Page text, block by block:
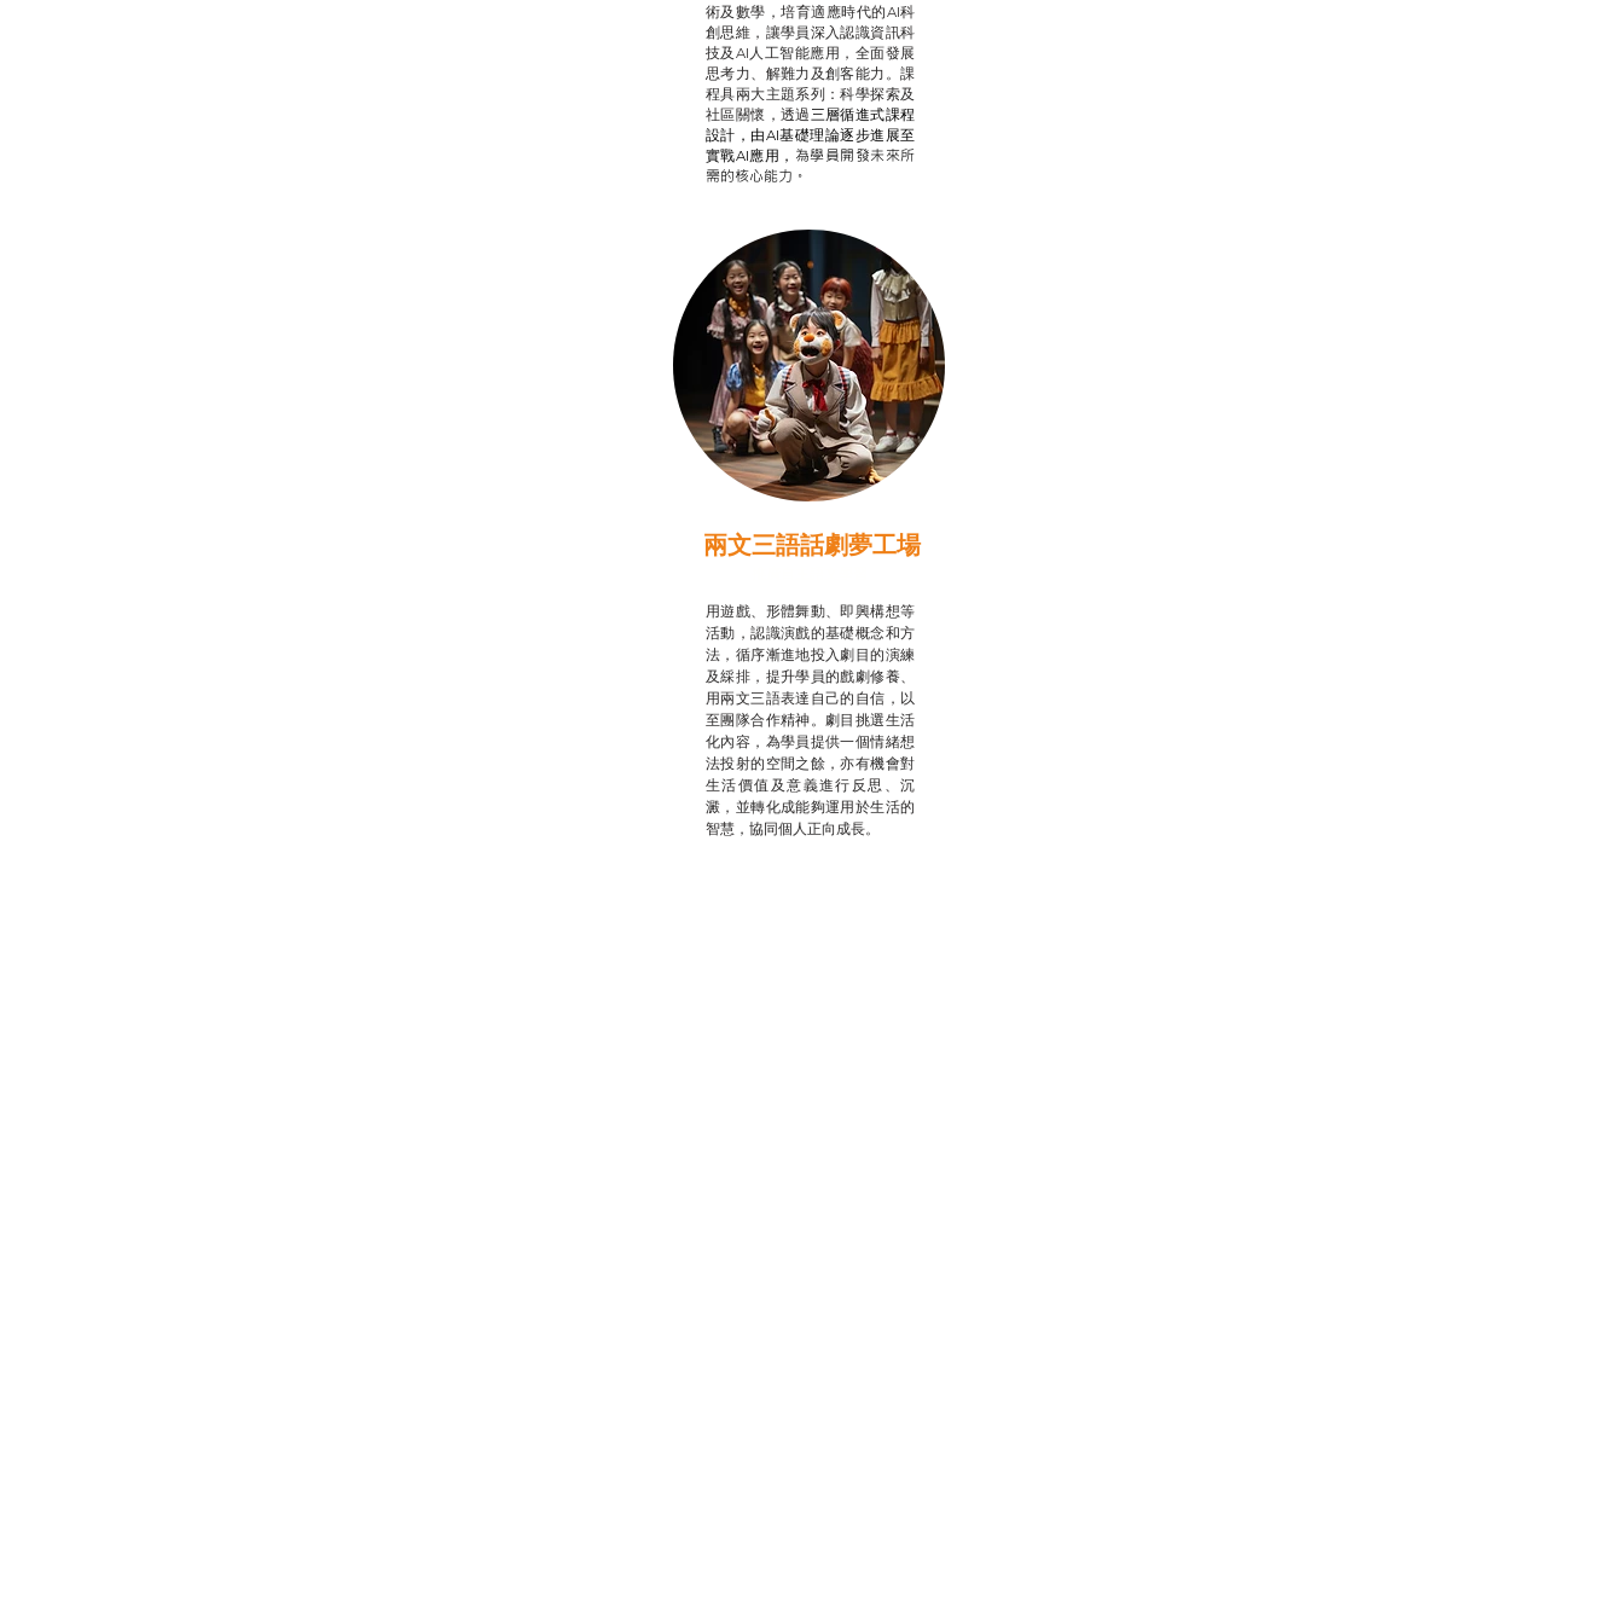
術及數學，培育適應時代的AI科
創思維，讓學員深入認識資訊科
技及AI人工智能應用，全面發展
思考力、解難力及創客能力。課
程具兩大主題系列：科學探索及
社區關懷，透過 三層循進式課程
設計， 由AI基礎理論逐步進展至
實戰AI應用， 為學員開發未來所
需的核心能力。
兩文三語話劇夢工場
用遊戲、形體舞動、即興構想等
活動，認識演戲的基礎概念和方
法，循序漸進地投入劇目的演練
及綵排，提升學員的戲劇修養、
用兩文三語表達自己的自信，以
至團隊合作精神。劇目挑選生活
化內容，為學員提供一個情緒想
法投射的空間之餘，亦有機會對
生活價值及意義進行反思、沉
澱，並轉化成能夠運用於生活的
智慧，協同個人正向成長。